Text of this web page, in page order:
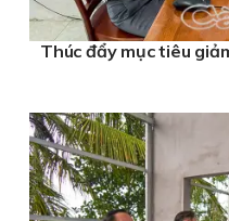
Thúc đẩy mục tiêu